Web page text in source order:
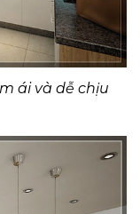
ái và dễ chịu